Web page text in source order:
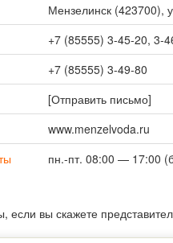
Мензелинск (423700),
+7 (85555) 3-45-20, 3-
+7 (85555) 3-49-80
[Отправить письмо]
www.menzelvoda.ru
пн.-пт. 08:00 — 17:00
если вы скажете